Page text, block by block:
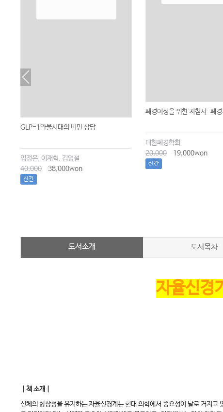
GLP-1약물시대의 비만 상담
임정은, 이재혁, 김영설
40,000
38,000won
신간
폐경여성을 위한 지침서-폐
대한폐경학회
20,000
19,000won
신간
도서소개 도서목차
자율신경
｜책 소개｜
신체의 항상성을 유지하는 자율신경계는 현대 의학에서 중요성이 날로 커지